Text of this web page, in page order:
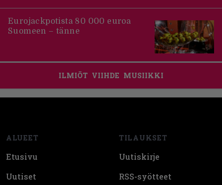
Eurojackpotista 80 000 euroa
Suomeen – tänne
ILMIÖT VIIHDE MUSIIKKI
ALUEET
Etusivu
Uutiset
TILAUKSET
Uutiskirje
RSS-syötteet